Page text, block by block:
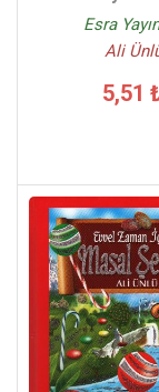
Esra
Ali
5,51